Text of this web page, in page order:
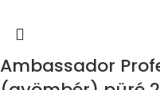
Ambassador